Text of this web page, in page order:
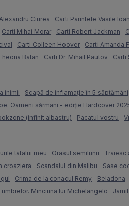
Ciurea Carti Parintele Vasile
Carti Mihai Morar Carti Robert Jackman
Carti Colleen Hoover Carti Amanda
Balan Carti Dr. Mihail Pautov Carti
inimii Scapă de inflamație în 5 săptămâni
Oameni sărmani - ediție Hardcover
(infinit albastru)
Pacatul vostru
tatalui meu Orasul semilunii Traiesc
croaziera Scandalul din Malibu Sase
Crima de la conacul Remy Beladona
Minciuna lui Michelangelo